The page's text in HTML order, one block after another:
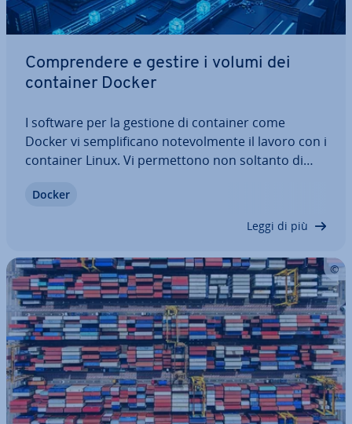
Com­pren­de­re e gestire i volumi dei
container Docker
I software per la gestione di container come
Docker vi sem­pli­fi­ca­no no­te­vol­men­te il lavoro con i
container Linux. Vi per­met­to­no non soltanto di
dati pro­ve­nien­ti da altri container. Oltre a una pa­
Docker
Leggi di più